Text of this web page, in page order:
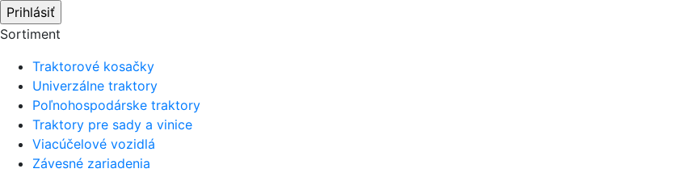
Sortiment
Traktorové kosačky
Univerzálne traktory
Poľnohospodárske traktory
Traktory pre sady a vinice
Viacúčelové vozidlá
Závesné zariadenia